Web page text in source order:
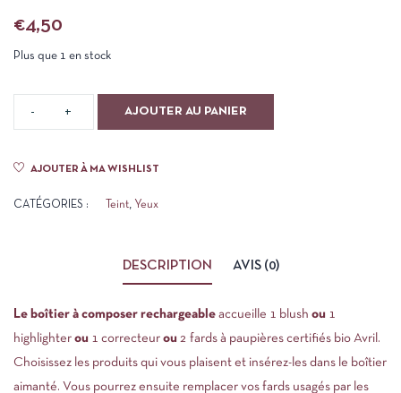
€4,50
Plus que 1 en stock
AJOUTER AU PANIER
AJOUTER À MA WISHLIST
CATÉGORIES : Teint, Yeux
DESCRIPTION AVIS (0)
Le boîtier à composer rechargeable accueille 1 blush ou 1
highlighter ou 1 correcteur ou 2 fards à paupières certifiés bio Avril.
Choisissez les produits qui vous plaisent et insérez-les dans le boîtier
aimanté. Vous pourrez ensuite remplacer vos fards usagés par les